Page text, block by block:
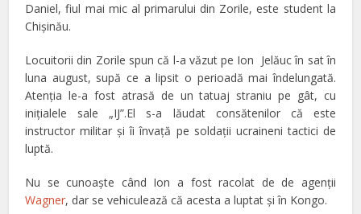
Daniel, fiul mai mic al primarului din Zorile, este student la
Chişinău.
Locuitorii din Zorile spun că l-a văzut pe Ion Jelăuc în sat în
luna august, supă ce a lipsit o perioadă mai îndelungată.
Atenţia le-a fost atrasă de un tatuaj straniu pe gât, cu
iniţialele sale „IJ”.El s-a lăudat consătenilor că este
instructor militar şi îi învaţă pe soldaţii ucraineni tactici de
luptă.
Nu se cunoaşte când Ion a fost racolat de de agenţii
Wagner, dar se vehiculează că acesta a luptat şi în Kongo.